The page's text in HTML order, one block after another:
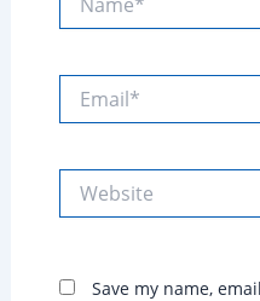
Save my name,